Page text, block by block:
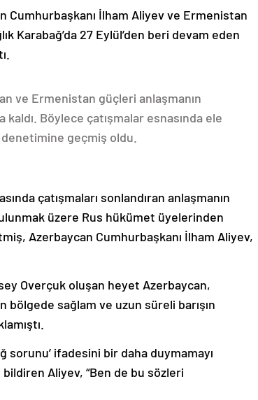
Cumhurbaşkanı İlham Aliyev ve Ermenistan
Karabağ’da 27 Eylül’den beri devam eden
ve Ermenistan güçleri anlaşmanın
kaldı. Böylece çatışmalar esnasında ele
geçmiş oldu.
çatışmaları sonlandıran anlaşmanın
üzere Rus hükümet üyelerinden
Azerbaycan Cumhurbaşkanı İlham Aliyev,
Overçuk oluşan heyet Azerbaycan,
bölgede sağlam ve uzun süreli barışın
sorunu’ ifadesini bir daha duymamayı
bildiren Aliyev, “Ben de bu sözleri